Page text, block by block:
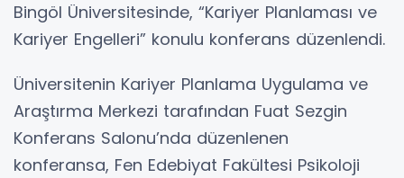
Bingöl Üniversitesinde, “Kariyer Planlaması ve
Kariyer Engelleri” konulu konferans düzenlendi.
Üniversitenin Kariyer Planlama Uygulama ve
Araştırma Merkezi tarafından Fuat Sezgin
Konferans Salonu’nda düzenlenen
konferansa, Fen Edebiyat Fakültesi Psikoloji